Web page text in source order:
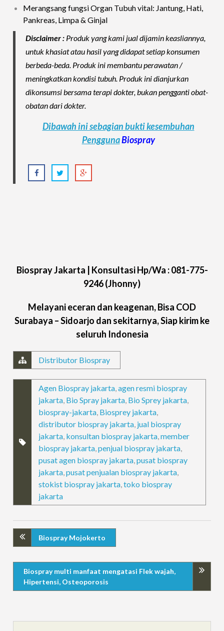
Merangsang fungsi Organ Tubuh vital: Jantung, Hati,
Pankreas, Limpa & Ginjal
Disclaimer : Produk yang kami jual dijamin keasliannya,
untuk khasiat atau hasil yang didapat setiap konsumen
berbeda-beda. Produk ini membantu perawatan /
meningkatkan kondisi tubuh. Produk ini dianjurkan
dikonsumsi bersama terapi dokter, bukan pengganti obat-
obatan dari dokter.
Dibawah ini sebagian bukti kesembuhan
PenggunaBiospray
Biospray Jakarta | KonsultasiHp/Wa : 081-775-
9246(Jhonny)
Melayani eceran dan keagenan, Bisa COD
Surabaya – Sidoarjo dan sekitarnya, Siap kirim ke
seluruh Indonesia
Distributor Biospray
Agen Biospray jakarta ,agen resmi biospray
jakarta Bio Spray jakarta Bio Sprey jakarta
biospray-jakarta Biosprey jakarta
distributor biospray jakarta jual biospray
jakarta konsultan biospray jakarta ,member
biospray jakarta ,penjual biospray jakarta
pusat agen biospray jakarta ,pusat biospray
jakarta ,pusat penjualan biospray jakarta
stokist biospray jakarta ,toko biospray
jakarta
Biospray Mojokerto
Biospray multi manfaat mengatasi Flek wajah,
Hipertensi, Osteoporosis